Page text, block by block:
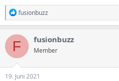
R
e
a
k
t
o
n
e
fusionbuzz
F fusionbuzz
Member
19. Juni 2021